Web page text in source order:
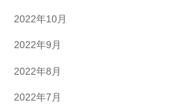
2022年10月
2022年9月
2022年8月
2022年7月